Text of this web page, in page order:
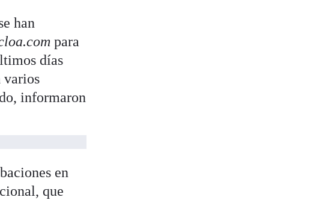
han
para
días
varios
informaron
en
que